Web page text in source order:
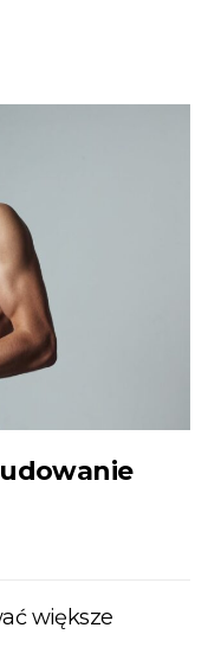
większe